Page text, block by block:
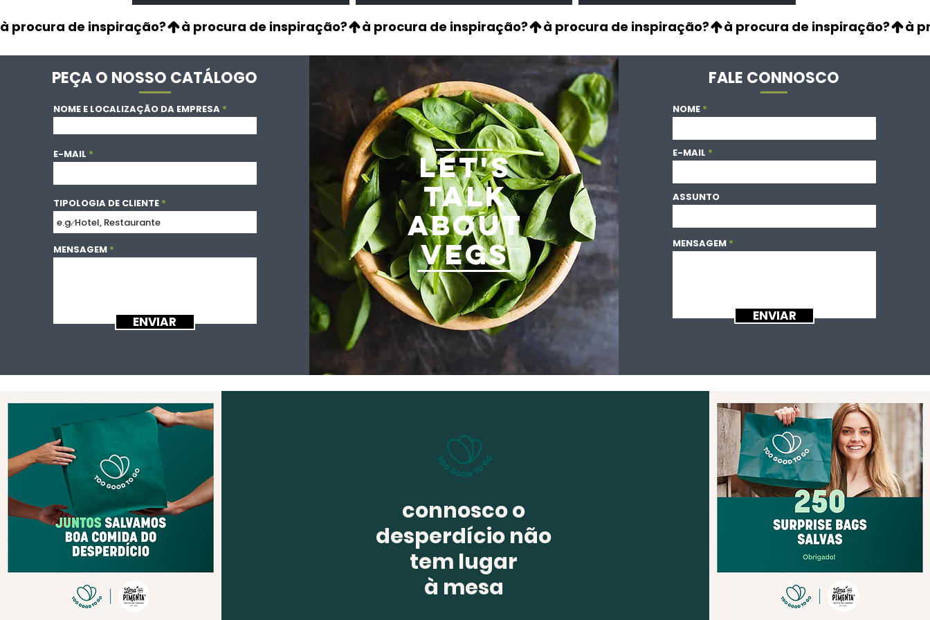
à procura de inspiração?
PEÇA O NOSSO CATÁLOGO
NOME E LOCALIZAÇÃO DA EMPRESA
E-MAIL
TIPOLOGIA DE CLIENTE
MENSAGEM
ENVIAR
LET'S
TALK
ABOUT
VEGS
FALE CONNOSCO
NOME
E-MAIL
ASSUNTO
MENSAGEM
ENVIAR
connosco o
desperdício não
tem lugar
à mesa